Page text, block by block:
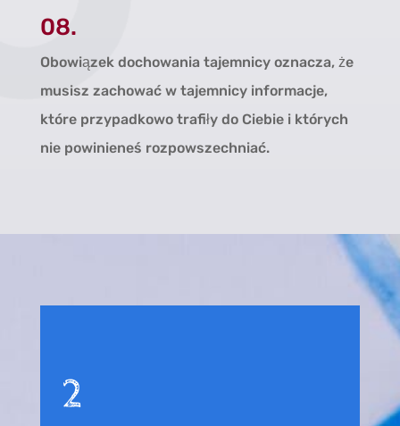
08.
Obowiązek dochowania tajemnicy oznacza, że
musisz zachować w tajemnicy informacje,
które przypadkowo trafiły do Ciebie i których
nie powinieneś rozpowszechniać.
2